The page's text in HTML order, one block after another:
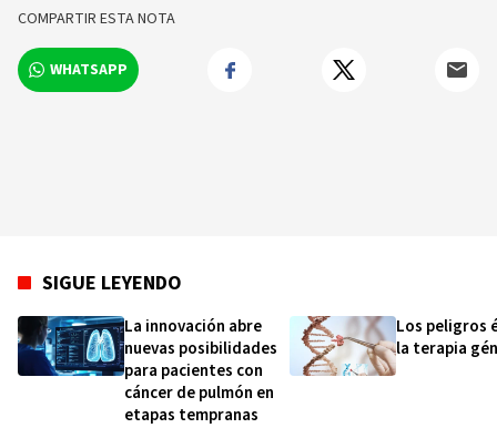
COMPARTIR ESTA NOTA
WHATSAPP
SIGUE LEYENDO
La innovación abre
nuevas posibilidades
para pacientes con
cáncer de pulmón en
etapas tempranas
Los peligros
la terapia